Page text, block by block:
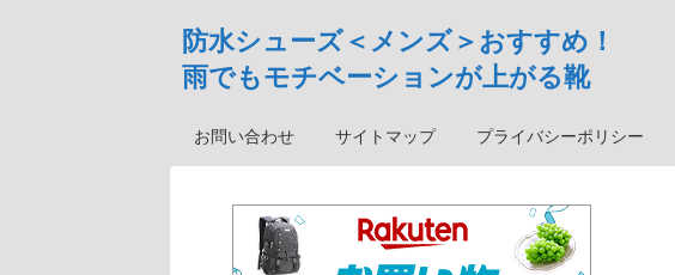
防水シューズ＜メンズ＞おすすめ！
雨でもモチベーションが上がる靴
お問い合わせ サイトマップ プライバシーポリシー